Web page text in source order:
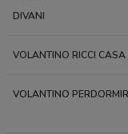
DIVANI
VOLANTINO RICCI CASA
VOLANTINO